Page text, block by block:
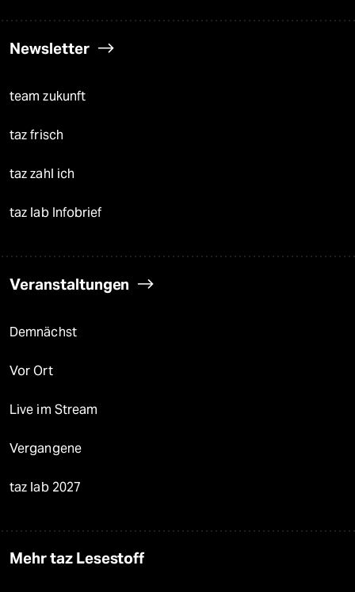
Newsletter
team zukunft
taz frisch
taz zahl ich
taz lab Infobrief
Veranstaltungen
Demnächst
Vor Ort
Live im Stream
Vergangene
taz lab 2027
Mehr taz Lesestoff